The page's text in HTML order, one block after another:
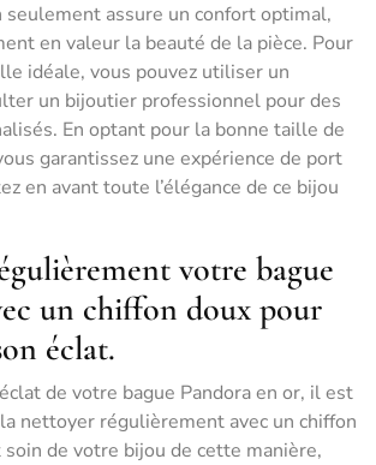
seulement assure un confort optimal,
en valeur la beauté de la pièce. Pour
idéale, vous pouvez utiliser un
un bijoutier professionnel pour des
En optant pour la bonne taille de
garantissez une expérience de port
en avant toute l’élégance de ce bijou
votre bague
un chiffon doux pour
éclat.
de votre bague Pandora en or, il est
nettoyer régulièrement avec un chiffon
soin de votre bijou de cette manière,